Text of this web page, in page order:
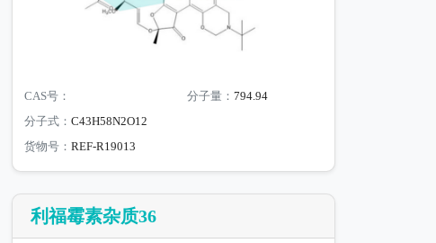
CAS号： 分子量： 794.94
分子式： C43H58N2O12
货物号： REF-R19013
利福霉素杂质36